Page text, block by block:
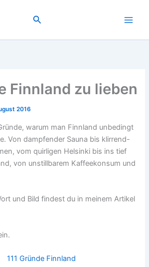
Suchen
Finnland zu lieben
2016
warum man Finnland unbedingt
Von dampfender Sauna bis klirrend-
vom quirligen Helsinki bis ins tief
von unstillbarem Kaffeekonsum und
und Bild findest du in meinem Artikel